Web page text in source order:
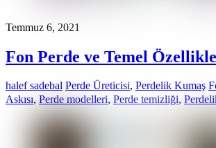
Temmuz 6, 2021
Fon Perde ve Temel
halef sadebal Perde Üreticisi, Perdelik Kumaş
Askısı, Perde modelleri, Perde temizliği,